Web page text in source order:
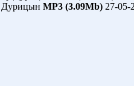
Дурицын MP3 (3.09Mb) 27-05-